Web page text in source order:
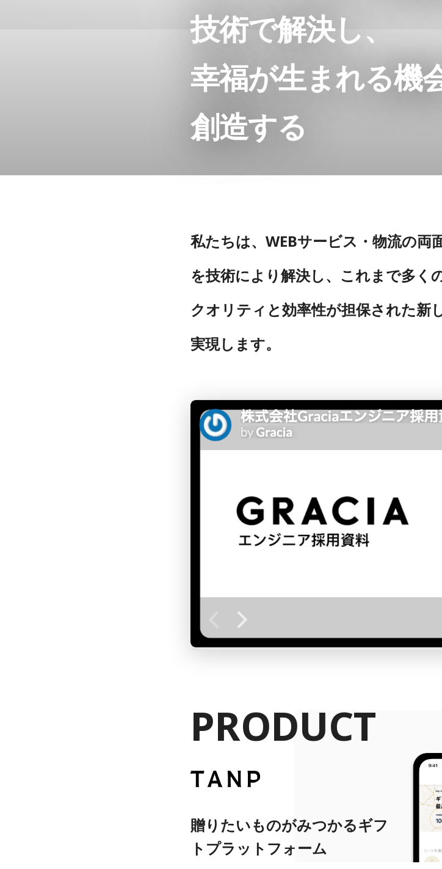
技術で解決し、
幸福が生まれる機
創造する
私たちは、WEBサービス・物流の両
を技術により解決し、これまで多く
クオリティと効率性が担保された新
実現します。
PRODUCT
贈りたいものがみつかるギフ
トプラットフォーム